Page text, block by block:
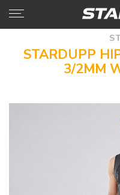
STARDUPP
3/2MM